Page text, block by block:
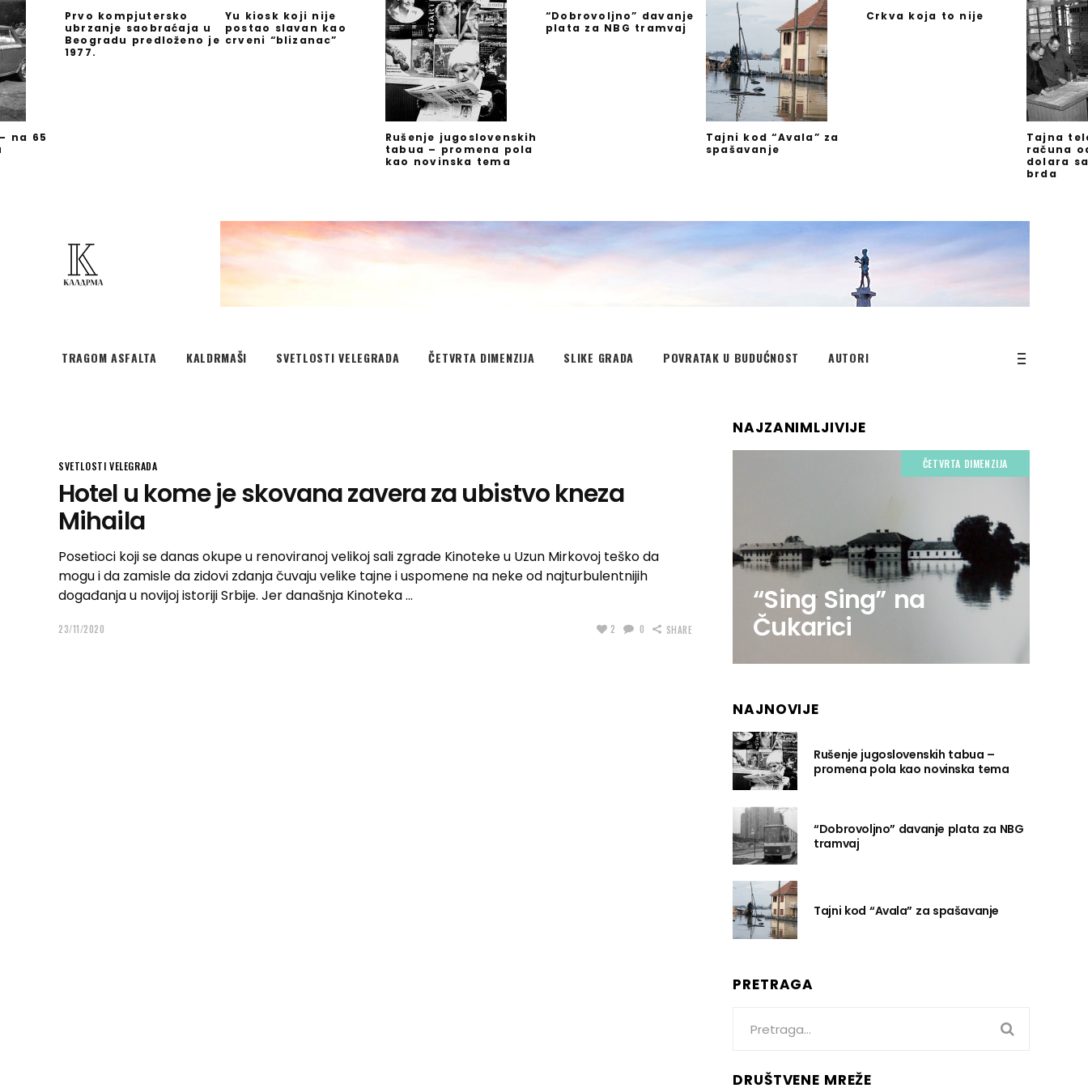
na 65
Prvo kompjutersko
ubrzanje saobraćaja u
Beogradu predloženo je
1977.
Yu kiosk koji nije
postao slavan kao
crveni “blizanac”
Rušenje jugoslovenskih
tabua – promena pola
kao novinska tema
“Dobrovoljno” davanje
plata za NBG tramvaj
Tajni kod “Avala” za
spašavanje
Crkva koja to nije
Tajna
računa
dolara
brda
TRAGOM ASFALTA KALDRMAŠI SVETLOSTI VELEGRADA ČETVRTA DIMENZIJA SLIKE GRADA POVRATAK U BUDUĆNOST AUTORI
SVETLOSTI VELEGRADA
Hotel u kome je skovana zavera za ubistvo kneza
Mihaila
Posetioci koji se danas okupe u renoviranoj velikoj sali zgrade Kinoteke u Uzun Mirkovoj teško da
mogu i da zamisle da zidovi zdanja čuvaju velike tajne i uspomene na neke od najturbulentnijih
događanja u novijoj istoriji Srbije. Jer današnja Kinoteka
23/11/2020 2 0 SHARE
NAJZANIMLJIVIJE
ČETVRTA DIMENZIJA
“Sing Sing” na
Čukarici
NAJNOVIJE
Rušenje jugoslovenskih tabua –
promena pola kao novinska tema
“Dobrovoljno” davanje plata za NBG
tramvaj
Tajni kod “Avala” za spašavanje
PRETRAGA
for:
DRUŠTVENE MREŽE